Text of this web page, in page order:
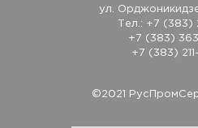
©2021
ул.
Тел.: +7 (383)
+7 (383)
+7 (383)